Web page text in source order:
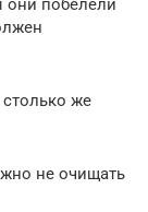
они побелели
же
не очищать